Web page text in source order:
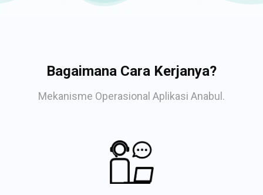
Bagaimana Cara Kerjanya?
Mekanisme Operasional Aplikasi Anabul.